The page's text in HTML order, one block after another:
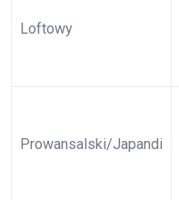
Loftowy
Prowansalski/Japandi